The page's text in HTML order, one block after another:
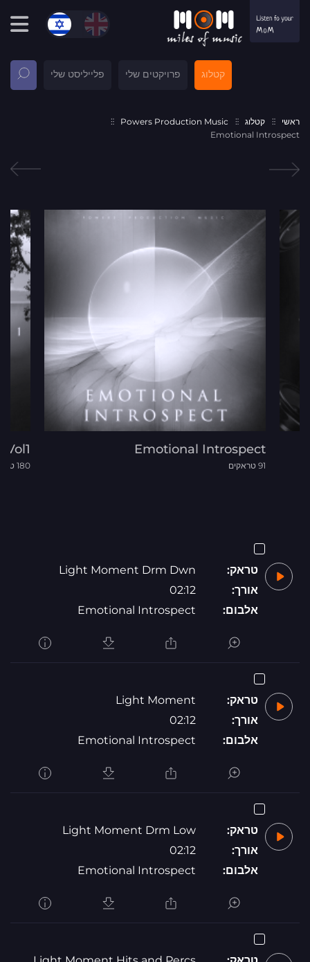
קטלוג פרויקטים שלי פלייליסט שלי
ראשי קטלוג
Powers Production Music
Emotional Introspect
Emotional Introspect
91 טראקים 180 טראקים
טראק:
Light Moment Drm Dwn
אורך:
02:12
אלבום:
Emotional Introspect
טראק:
Light Moment
אורך:
02:12
אלבום:
Emotional Introspect
טראק:
Light Moment Drm Low
אורך:
02:12
אלבום:
Emotional Introspect